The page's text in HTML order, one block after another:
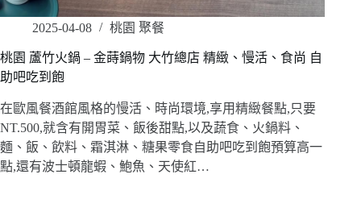
2025-04-08 桃園 聚餐
桃園 蘆竹火鍋 – 金蒔鍋物 大竹總店 精緻、慢活、食尚 自
助吧吃到飽
在歐風餐酒館風格的慢活、時尚環境,享用精緻餐點,只要
NT.500,就含有開胃菜、飯後甜點,以及蔬食、火鍋料、
麵、飯、飲料、霜淇淋、糖果零食自助吧吃到飽預算高一
點,還有波士頓龍蝦、鮑魚、天使紅…